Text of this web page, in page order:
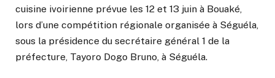
cuisine ivoirienne prévue les 12 et 13 juin à Bouaké,
lors d’une compétition régionale organisée à Séguéla,
sous la présidence du secrétaire général 1 de la
préfecture, Tayoro Dogo Bruno, à Séguéla.